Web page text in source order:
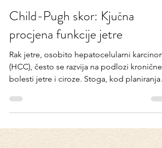
davorkust
23. lip 2025.
2 min čitanja
Child-Pugh skor: Kjučna
procjena funkcije jetre